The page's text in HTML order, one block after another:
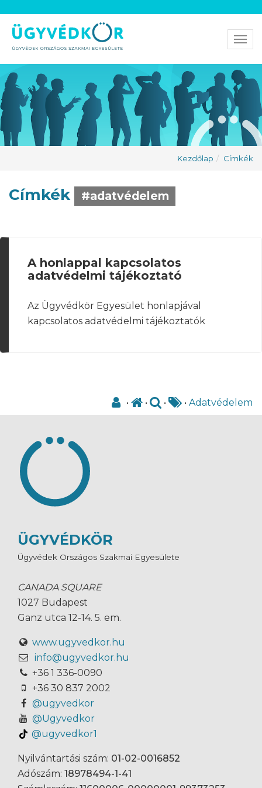
Kezdőlap Címkék
Címkék #adatvédelem
A honlappal kapcsolatos
adatvédelmi tájékoztató
Az Ügyvédkör Egyesület honlapjával
kapcsolatos adatvédelmi tájékoztatók
• • • • Adatvédelem
ÜGYVÉDKÖR
Ügyvédek Országos Szakmai Egyesülete
CANADA SQUARE
1027 Budapest
Ganz utca 12-14. 5. em.
www.ugyvedkor.hu
info@ugyvedkor.hu
+36 1 336-0090
+36 30 837 2002
@ugyvedkor
@Ugyvedkor
@ugyvedkor1
Nyilvántartási szám: 01-02-0016852
Adószám: 18978494-1-41